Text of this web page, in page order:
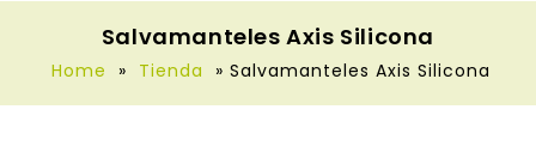
Salvamanteles Axis Silicona
Home » Tienda » Salvamanteles Axis Silicona